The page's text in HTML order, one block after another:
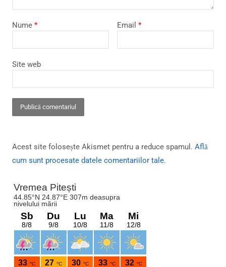
Nume * Email *
Site web
Acest site folosește Akismet pentru a reduce spamul. Află
cum sunt procesate datele comentariilor tale.